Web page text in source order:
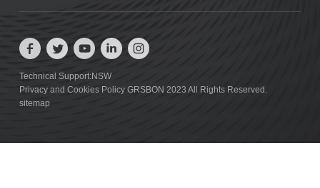
Technical Support:NSW
Privacy and Cookies Policy GRSBON 2023 All Rights Reserved.
sitemap